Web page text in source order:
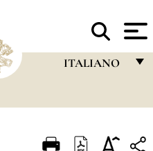
ITALIANO
ITALIANO